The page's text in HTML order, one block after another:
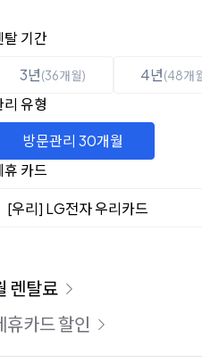
션 선택
탈 선택
탈 기간
3년(36개월) 4년(48개
리 유형
방문관리 30개월
휴 카드
[우리] LG전자 우리카드
용 요금
렌탈료
휴카드 할인